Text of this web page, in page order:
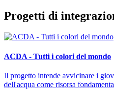
Progetti di
ACDA - Tutti i colori del mondo
Il progetto intende avvicinare i
dell'acqua come risorsa